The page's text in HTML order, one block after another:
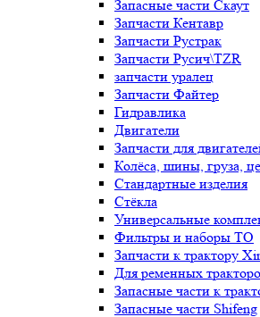
Запасные части Скаут
Запчасти Кентавр
Запчасти Рустрак
Запчасти Русич\TZR
запчасти уралец
Запчасти Файтер
Гидравлика
Двигатели
Запчасти для
Колёса, шины, груза,
Стандартные изделия
Стёкла
Универсальные
Фильтры и наборы ТО
Запчасти к трактору
Для ременных
Запасные части к
Запасные части Shifeng